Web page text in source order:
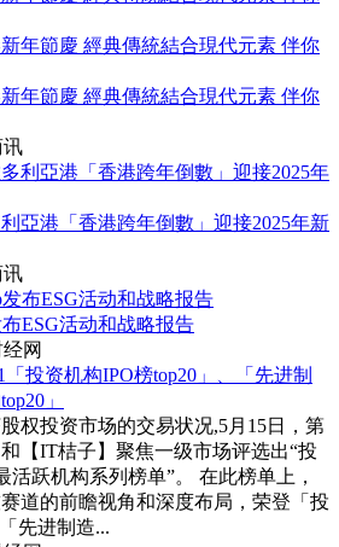
讯
亞港「香港跨年倒數」迎接2025年新
讯
ESG活动和战略报告
网
投资机构IPO榜top20」、「先进制
」
权投资市场的交易状况,5月15日，第
【IT桔子】聚焦一级市场评选出“投
活跃机构系列榜单”。 在此榜单上，
道的前瞻视角和深度布局，荣登「投
先进制造...